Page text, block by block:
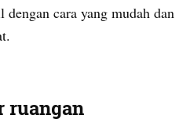
cara yang mudah dan
ruangan